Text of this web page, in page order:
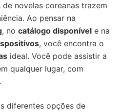
novelas coreanas trazem
Ao pensar na
, no catálogo disponível e na
, você encontra o
ideal. Você pode assistir a
qualquer lugar, com
diferentes opções de